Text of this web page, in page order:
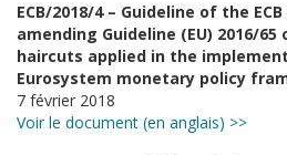
ECB/2018/4 – Guideline of the
amending Guideline (EU) 2016/
haircuts applied in the
Eurosystem monetary policy
7 février 2018
Voir le document (en anglais) >>